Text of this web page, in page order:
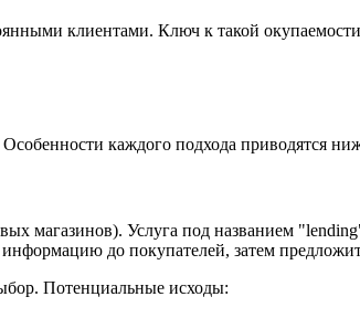
клиентами. Ключ к такой
каждого подхода приводятся
магазинов). Услуга под названием
до покупателей, затем
Потенциальные исходы: